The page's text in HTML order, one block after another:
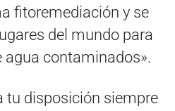
fitoremediación y se
del mundo para
agua contaminados».
tu disposición siempre